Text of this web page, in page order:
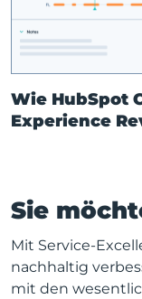
Wie HubSpot
Experience
Sie
Mit Service-
nachhaltig
mit den